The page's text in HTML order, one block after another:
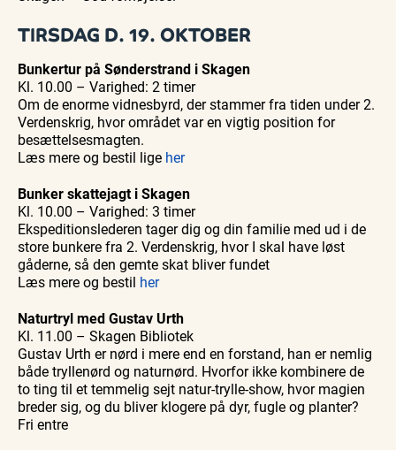
TIRSDAG D. 19. OKTOBER
Bunkertur på Sønderstrand i Skagen
Kl. 10.00 – Varighed: 2 timer
Om de enorme vidnesbyrd, der stammer fra tiden under 2.
Verdenskrig, hvor området var en vigtig position for
besættelsesmagten.
Læs mere og bestil lige her
Bunker skattejagt i Skagen
Kl. 10.00 – Varighed: 3 timer
Ekspeditionslederen tager dig og din familie med ud i de
store bunkere fra 2. Verdenskrig, hvor I skal have løst
gåderne, så den gemte skat bliver fundet
Læs mere og bestil her
Naturtryl med Gustav Urth
Kl. 11.00 – Skagen Bibliotek
Gustav Urth er nørd i mere end en forstand, han er nemlig
både tryllenørd og naturnørd. Hvorfor ikke kombinere de
to ting til et temmelig sejt natur-trylle-show, hvor magien
breder sig, og du bliver klogere på dyr, fugle og planter?
Fri entre